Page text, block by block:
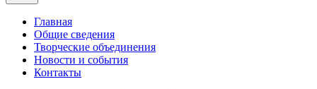
Главная
Общие сведения
Творческие объединения
Новости и события
Контакты